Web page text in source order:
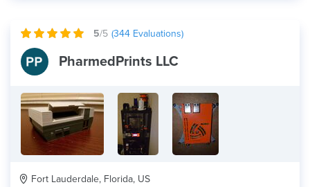
5/5 (344 Evaluations)
PharmedPrints LLC
Fort Lauderdale, Florida, US